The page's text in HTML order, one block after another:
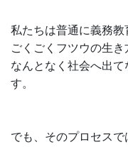
私たちは普通に義務
ごくごくフツウの生き
なんとなく社会へ出
す。
でも、そのプロセス